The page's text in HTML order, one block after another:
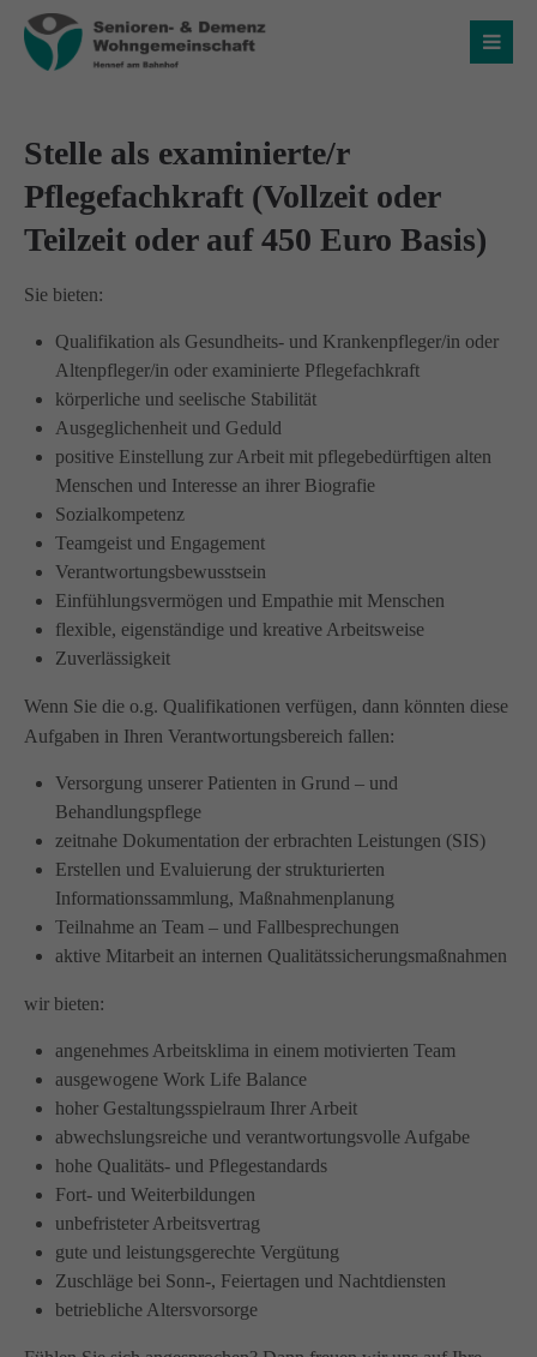
Login
Passwort
Anmelden
Über uns
Wir haben uns als ambulanter Pflegedienst auf
Wohngemeinschaften für Senioren spezialisiert. Mit der
das wirGUTES
tun.
Kontakt
Amicus Pflege GmbH & Co KG
Lipper Weg 11a
45770 Marl
Schreiben Sie uns per Email
info@amicus-pflege.de
Stelle als examinierte/r
Pflegefachkraft (Vollzeit oder
Teilzeit oder auf 450 Euro Basis)
Sie bieten:
Qualifikation als Gesundheits- und Krankenpfleger/in oder
Altenpfleger/in oder examinierte Pflegefachkraft
körperliche und seelische Stabilität
Ausgeglichenheit und Geduld
positive Einstellung zur Arbeit mit pflegebedürftigen alten
Menschen und Interesse an ihrer Biografie
Sozialkompetenz
Teamgeist und Engagement
Verantwortungsbewusstsein
Einfühlungsvermögen und Empathie mit Menschen
flexible, eigenständige und kreative Arbeitsweise
Zuverlässigkeit
Wenn Sie die o.g. Qualifikationen verfügen, dann könnten diese
Aufgaben in Ihren Verantwortungsbereich fallen:
Versorgung unserer Patienten in Grund – und
Behandlungspflege
zeitnahe Dokumentation der erbrachten Leistungen (SIS)
Erstellen und Evaluierung der strukturierten
Informationssammlung, Maßnahmenplanung
Teilnahme an Team – und Fallbesprechungen
aktive Mitarbeit an internen Qualitätssicherungsmaßnahmen
wir bieten:
angenehmes Arbeitsklima in einem motivierten Team
ausgewogene Work Life Balance
hoher Gestaltungsspielraum Ihrer Arbeit
abwechslungsreiche und verantwortungsvolle Aufgabe
hohe Qualitäts- und Pflegestandards
Fort- und Weiterbildungen
unbefristeter Arbeitsvertrag
gute und leistungsgerechte Vergütung
Zuschläge bei Sonn-, Feiertagen und Nachtdiensten
betriebliche Altersvorsorge